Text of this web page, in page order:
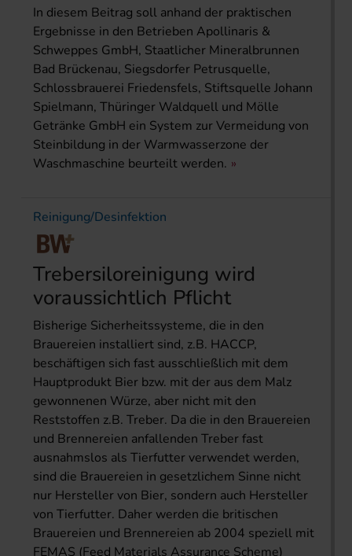
In diesem Beitrag soll anhand der praktischen
Ergebnisse in den Betrieben Apollinaris &
Schweppes GmbH, Staatlicher Mineralbrunnen
Bad Brückenau, Siegsdorfer Petrusquelle,
Schlossbrauerei Friedensfels, Stiftsquelle Johann
Spielmann, Thüringer Waldquell und Mölle
Getränke GmbH ein System zur Vermeidung von
Steinbildung in der Warmwasserzone der
Waschmaschine beurteilt werden.
Reinigung/Desinfektion
Trebersiloreinigung wird
voraussichtlich Pflicht
Bisherige Sicherheitssysteme, die in den
Brauereien installiert sind, z.B. HACCP,
beschäftigen sich fast ausschließlich mit dem
Hauptprodukt Bier bzw. mit der aus dem Malz
gewonnenen Würze, aber nicht mit den
Reststoffen z.B. Treber. Da die in den Brauereien
und Brennereien anfallenden Treber fast
ausnahmslos als Tierfutter verwendet werden,
sind die Brauereien in gesetzlichem Sinne nicht
nur Hersteller von Bier, sondern auch Hersteller
von Tierfutter. Daher werden die britischen
Brauereien und Brennereien ab 2004 speziell mit
FEMAS (Feed Materials Assurance Scheme)